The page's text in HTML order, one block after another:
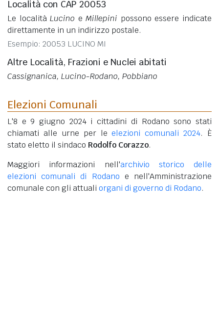
Località con CAP 20053
Le localitàLucino eMillepini possono essere indicate
direttamente in un indirizzo postale.
Esempio: 20053 LUCINO MI
Altre Località, Frazioni e Nuclei abitati
Cassignanica, Lucino-Rodano, Pobbiano
Elezioni Comunali
L'8 e 9 giugno 2024 i cittadini di Rodano sono stati
chiamati alle urne per leelezioni comunali 2024. È
stato eletto il sindaco Rodolfo Corazzo.
Maggiori informazioni nell'archivio storico delle
elezioni comunali di Rodano e nell'Amministrazione
comunale con gli attuali organi di governo di Rodano.